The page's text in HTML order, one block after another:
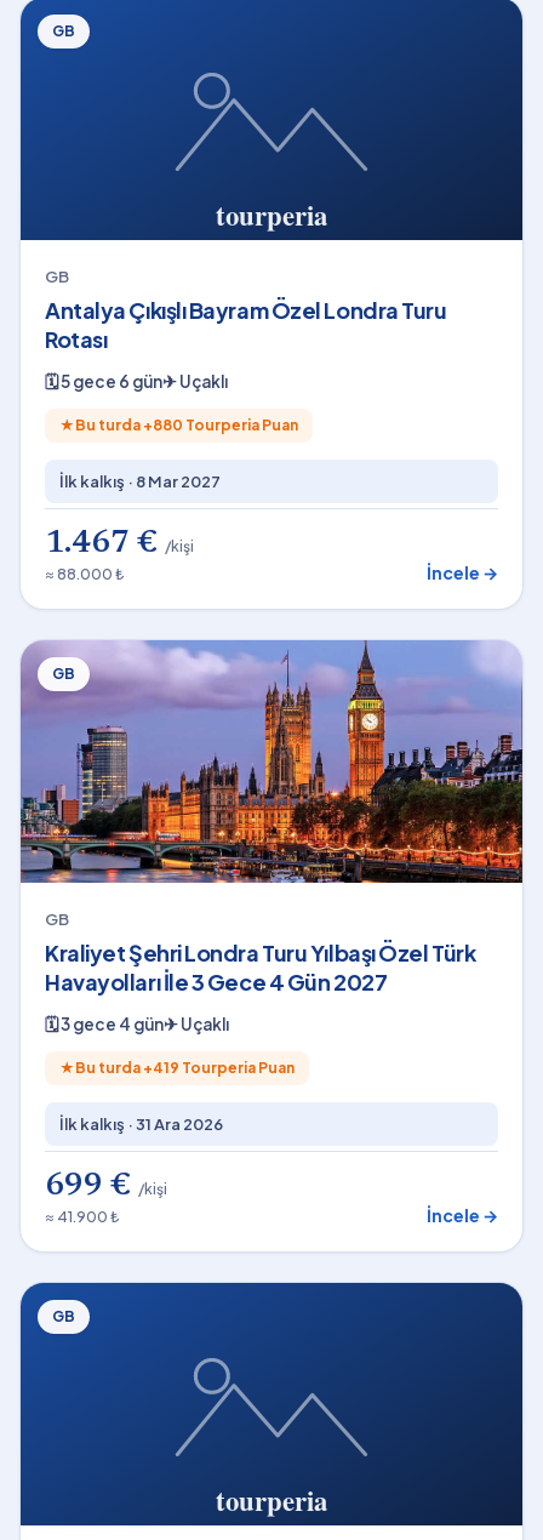
GB
GB
Antalya Çıkışlı Bayram Özel Londra Turu
Rotası
🗓5 gece 6 gün✈Uçaklı
★ Bu turda +880 Tourperia Puan
İlk kalkış · 8 Mar 2027
1.467 € /kişi
≈ 88.000 ₺
İncele →
GB
GB
Kraliyet Şehri Londra Turu Yılbaşı Özel Türk
Havayolları İle 3 Gece 4 Gün 2027
🗓3 gece 4 gün✈Uçaklı
★ Bu turda +419 Tourperia Puan
İlk kalkış ·31 Ara 2026
699 € /kişi
≈ 41.900 ₺
İncele →
GB